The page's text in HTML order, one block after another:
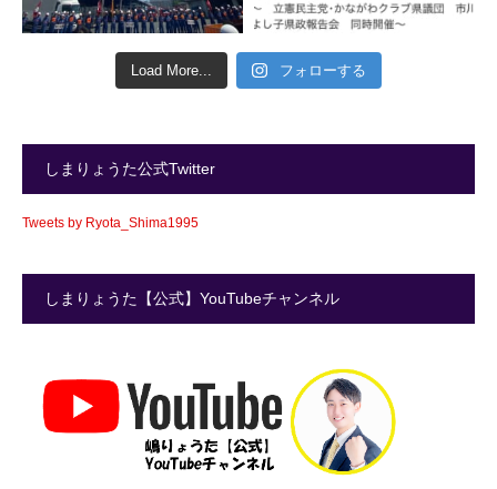
Load More... フォローする
しまりょうた公式Twitter
Tweets by Ryota_Shima1995
しまりょうた【公式】YouTubeチャンネル